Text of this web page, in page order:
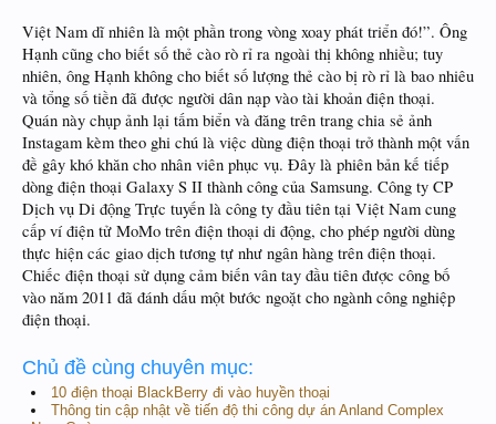
Việt Nam dĩ nhiên là một phần trong vòng xoay phát triển đó!”. Ông
Hạnh cũng cho biết số thẻ cào rò rỉ ra ngoài thị không nhiều; tuy
nhiên, ông Hạnh không cho biết số lượng thẻ cào bị rò rỉ là bao nhiêu
và tổng số tiền đã được người dân nạp vào tài khoản điện thoại.
Quán này chụp ảnh lại tấm biển và đăng trên trang chia sẻ ảnh
Instagam kèm theo ghi chú là việc dùng điện thoại trở thành một vấn
đề gây khó khăn cho nhân viên phục vụ. Đây là phiên bản kế tiếp
dòng điện thoại Galaxy S II thành công của Samsung. Công ty CP
Dịch vụ Di động Trực tuyến là công ty đầu tiên tại Việt Nam cung
cấp ví điện tử MoMo trên điện thoại di động, cho phép người dùng
thực hiện các giao dịch tương tự như ngân hàng trên điện thoại.
Chiếc điện thoại sử dụng cảm biến vân tay đầu tiên được công bố
vào năm 2011 đã đánh dấu một bước ngoặt cho ngành công nghiệp
điện thoại.
Chủ đề cùng chuyên mục:
10 điện thoại BlackBerry đi vào huyền thoại
Thông tin cập nhật về tiến độ thi công dự án Anland Complex